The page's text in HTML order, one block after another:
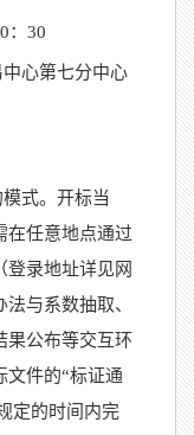
0： 30
心第七分中心
式。开标当
在任意地点通过
（登录地址详见网
与系数抽取、
果公布等交互环
文件的“标证通
定的时间内完